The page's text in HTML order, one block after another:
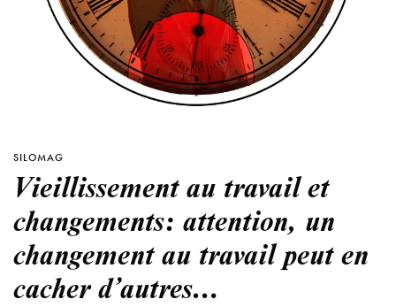
SILOMAG
Vieillissement au travail et
changements: attention, un
changement au travail peut en
cacher d’autres…